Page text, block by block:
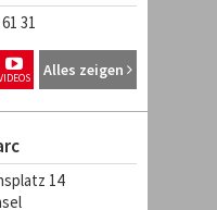
31
Alles zeigen
14